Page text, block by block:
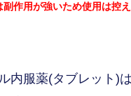
副作用が強いため使用は控
内服薬(タブレット)